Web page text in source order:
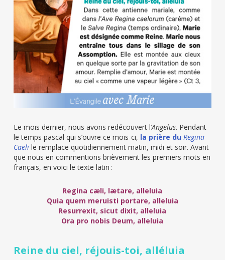
Le mois dernier, nous avons redécouvert l’Angelus. Pendant
le temps pascal qui s’ouvre ce mois-ci, la prière du Regina
Caeli le remplace quotidiennement matin, midi et soir. Avant
que nous en commentions brièvement les premiers mots en
français, en voici le texte latin :
Regina cæli, lætare, alleluia
Quia quem meruisti portare, alleluia
Resurrexit, sicut dixit, alleluia
Ora pro nobis Deum, alleluia
Reine du ciel, réjouis-toi, alléluia